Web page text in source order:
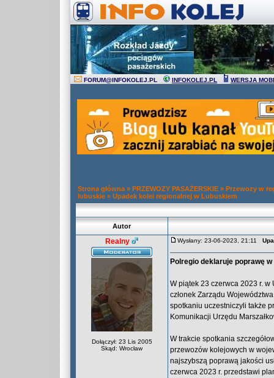
FORUM@INFOKOLEJ.PL INFOKOLEJ.PL WERSJA
Strona główna » PRZEWOZY PASAŻERSKIE » Przewozy w
lubuskie » Upadek kolei regionalnej w Lubuskiem
Autor
Realny
Dołączył: 23 Lis 2005
Skąd: Wrocław
Wysłany: 23-06-2023, 21:11
Polregio deklaruje poprawę
W piątek 23 czerwca 2023 r.
członek Zarządu
spotkaniu uczestniczyli także
Komunikacji Urzędu
W trakcie spotkania
przewozów kolejowych w
najszybszą poprawą jakości
czerwca 2023 r. przedstawi